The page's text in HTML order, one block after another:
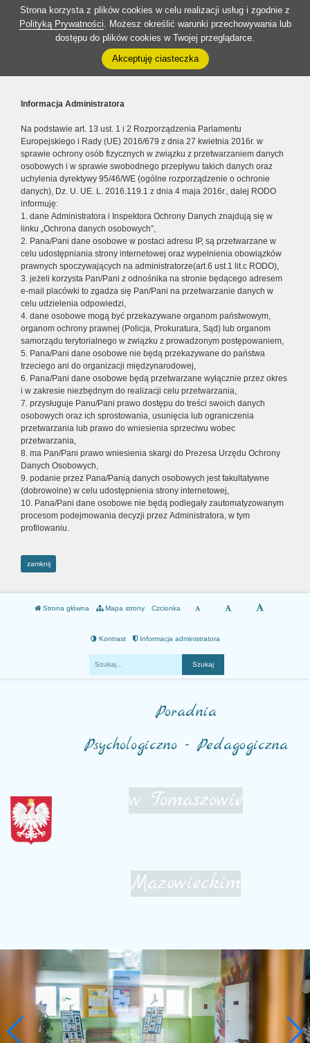
Strona korzysta z plików cookies w celu realizacji usług i zgodnie z
Polityką Prywatności. Możesz określić warunki przechowywania lub
dostępu do plików cookies w Twojej przeglądarce.
Akceptuję ciasteczka
Informacja Administratora
Na podstawie art. 13 ust. 1 i 2 Rozporządzenia Parlamentu
Europejskiego i Rady (UE) 2016/679 z dnia 27 kwietnia 2016r. w
sprawie ochrony osób fizycznych w związku z przetwarzaniem danych
osobowych i w sprawie swobodnego przepływu takich danych oraz
uchylenia dyrektywy 95/46/WE (ogólne rozporządzenie o ochronie
danych), Dz. U. UE. L. 2016.119.1 z dnia 4 maja 2016r., dalej RODO
informuję:
1. dane Administratora i Inspektora Ochrony Danych znajdują się w
linku „Ochrona danych osobowych”,
2. Pana/Pani dane osobowe w postaci adresu IP, są przetwarzane w
celu udostępniania strony internetowej oraz wypełnienia obowiązków
prawnych spoczywających na administratorze(art.6 ust.1 lit.c RODO),
3. jeżeli korzysta Pan/Pani z odnośnika na stronie będącego adresem
e-mail placówki to zgadza się Pan/Pani na przetwarzanie danych w
celu udzielenia odpowiedzi,
4. dane osobowe mogą być przekazywane organom państwowym,
organom ochrony prawnej (Policja, Prokuratura, Sąd) lub organom
samorządu terytorialnego w związku z prowadzonym postępowaniem,
5. Pana/Pani dane osobowe nie będą przekazywane do państwa
trzeciego ani do organizacji międzynarodowej,
6. Pana/Pani dane osobowe będą przetwarzane wyłącznie przez okres
i w zakresie niezbędnym do realizacji celu przetwarzania,
7. przysługuje Panu/Pani prawo dostępu do treści swoich danych
osobowych oraz ich sprostowania, usunięcia lub ograniczenia
przetwarzania lub prawo do wniesienia sprzeciwu wobec
przetwarzania,
8. ma Pan/Pani prawo wniesienia skargi do Prezesa Urzędu Ochrony
Danych Osobowych,
9. podanie przez Pana/Panią danych osobowych jest fakultatywne
(dobrowolne) w celu udostępnienia strony internetowej,
10. Pana/Pani dane osobowe nie będą podlegały zautomatyzowanym
procesom podejmowania decyzji przez Administratora, w tym
profilowaniu.
zamknij
Strona główna Mapa strony Czcionka
Kontrast Informacja administratora
Poradnia
Psychologiczno - Pedagogiczna
w Tomaszowie
Mazowieckim